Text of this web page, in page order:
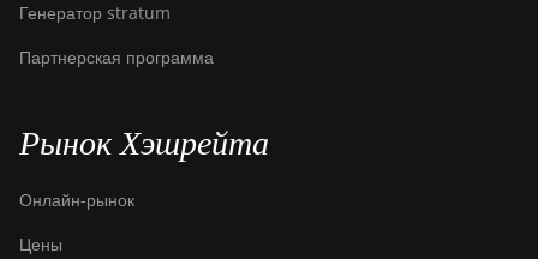
Bitdeer SealMiner A2 Pro
Генератор stratum
Партнерская программа
Рынок Хэшрейта
Онлайн-рынок
Цены